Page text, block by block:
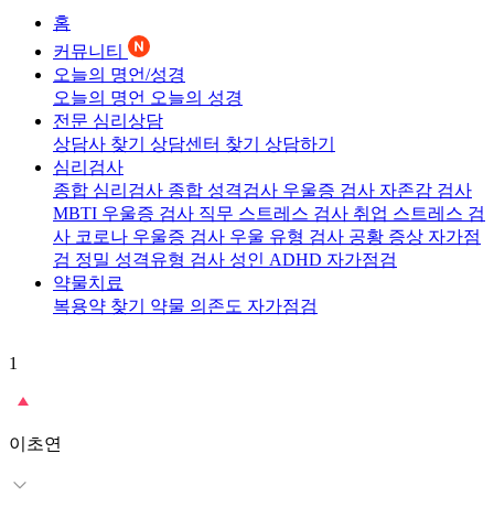
홈
커뮤니티
오늘의 명언/성경
오늘의 명언 오늘의 성경
전문 심리상담
상담사 찾기 상담센터 찾기 상담하기
심리검사
종합 심리검사 종합 성격검사 우울증 검사 자존감 검사
MBTI 우울증 검사 직무 스트레스 검사 취업 스트레스 검
사 코로나 우울증 검사 우울 유형 검사 공황 증상 자가점
검 정밀 성격유형 검사 성인 ADHD 자가점검
약물치료
복용약 찾기 약물 의존도 자가점검
1
이초연